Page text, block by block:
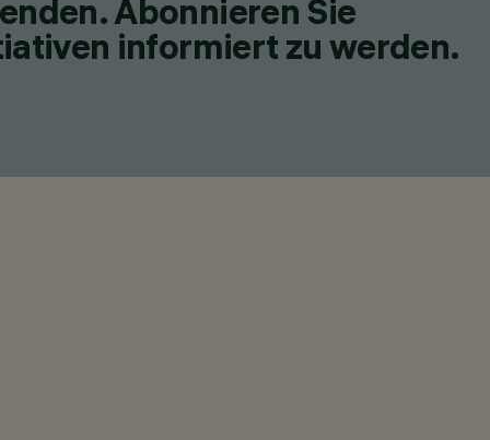
Abonnieren Sie
informiert zu werden.